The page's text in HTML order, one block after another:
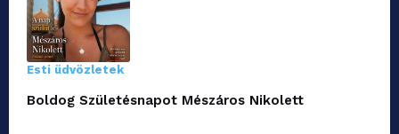
Esti üdvözletek
Boldog Születésnapot Mészáros Nikolett